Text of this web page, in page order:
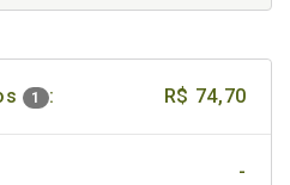
1 : R$ 74,70
-